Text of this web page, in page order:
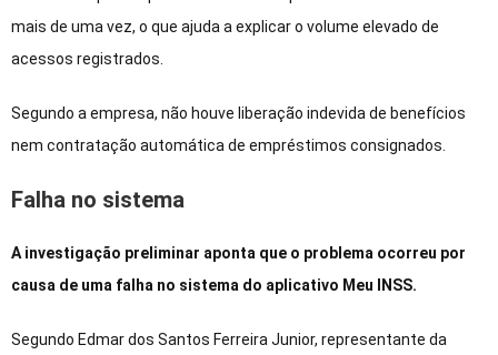
mais de uma vez, o que ajuda a explicar o volume elevado de
acessos registrados.
Segundo a empresa, não houve liberação indevida de benefícios
nem contratação automática de empréstimos consignados.
Falha no sistema
A investigação preliminar aponta que o problema ocorreu por
causa de uma falha no sistema do aplicativo Meu INSS.
Segundo Edmar dos Santos Ferreira Junior, representante da